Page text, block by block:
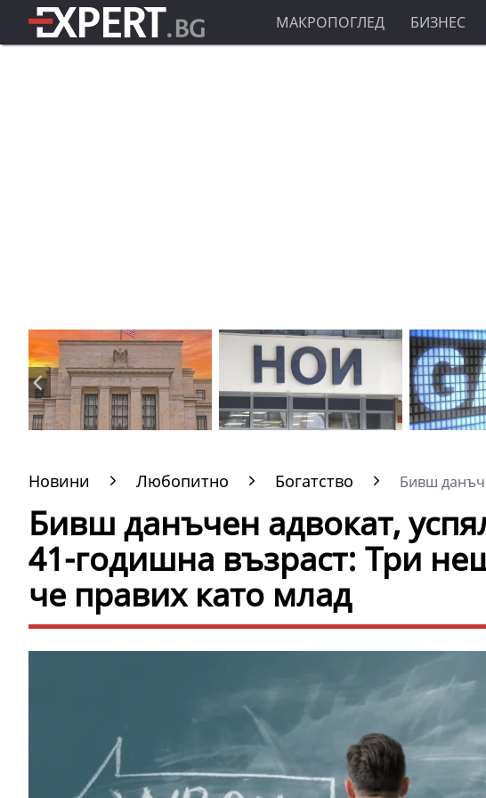
МАКРОПОГЛЕД БИЗНЕС
Новини Любопитно Богатство Бивш
Бивш данъчен адвокат,
41-годишна възраст: Три
че правих като млад